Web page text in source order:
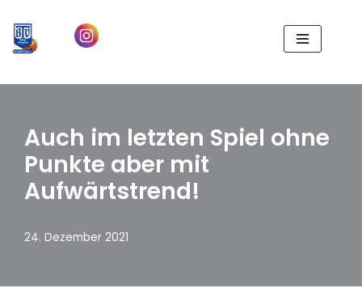
Zum
springen
Auch im letzten Spiel ohne
Punkte aber mit
Aufwärtstrend!
24. Dezember 2021